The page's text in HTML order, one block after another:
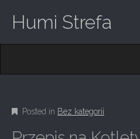
Humi Strefa
M
E
C
Posted in Bez kategorii